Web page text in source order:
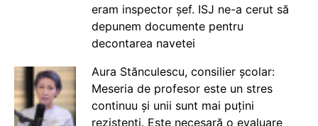
eram inspector șef. ISJ ne-a cerut să
depunem documente pentru
decontarea navetei
Aura Stănculescu, consilier școlar:
Meseria de profesor este un stres
continuu și unii sunt mai puțini
rezistenți. Este necesară o evaluare